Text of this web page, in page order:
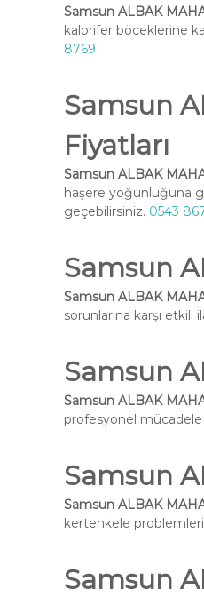
Samsun ALBAK
kalorifer böceklerine
8769
Samsun
Fiyatları
Samsun ALBAK
haşere yoğunluğuna
geçebilirsiniz. 0543
Samsun
Samsun ALBAK
sorunlarına karşı
Samsun
Samsun ALBAK
profesyonel mücadele
Samsun
Samsun ALBAK
kertenkele
Samsun